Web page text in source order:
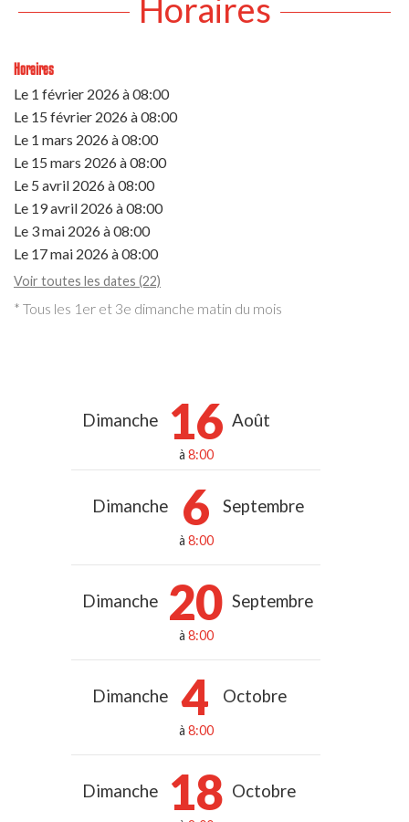
Horaires
Horaires
Le 1 février 2026à 08:00
Le 15 février 2026à 08:00
Le 1 mars 2026à 08:00
Le 15 mars 2026à 08:00
Le 5 avril 2026à 08:00
Le 19 avril 2026à 08:00
Le 3 mai 2026à 08:00
Le 17 mai 2026à 08:00
Voir toutes les dates (22)
* Tous les 1er et 3e dimanche matin du mois
Dimanche 16 Août
à 8:00
Dimanche 6 Septembre
à 8:00
Dimanche 20 Septembre
à 8:00
Dimanche 4 Octobre
à 8:00
Dimanche 18 Octobre